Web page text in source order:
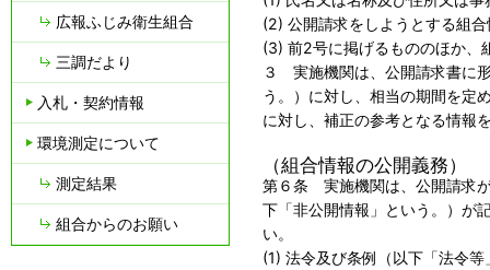
(2) 公開請求をしようとする組
(3) 前2号に掲げるもののほか、
３ 実施機関は、公開請求書に
う。）に対し、相当の期間を定
に対し、補正の参考となる情報
（組合情報の公開義務）
第６条 実施機関は、公開請求
下「非公開情報」という。）が
い。
(1) 法令及び条例（以下「法令
広報ふじみ衛生組合
三調だより
入札・契約情報
環境測定について
測定結果
組合からのお願い